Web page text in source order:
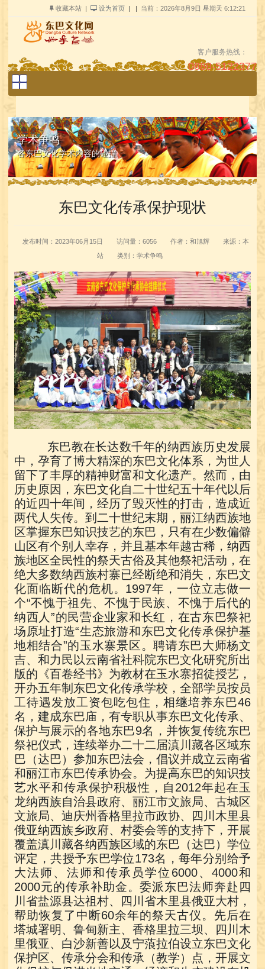
收藏本站| 设为首页| | 当前： 2026年8月9日 星期天 6:12:21
客户服务热线：
0888-5122377
搜索
学术争鸣
各东巴文化学术内容的碰撞
东巴文化传承保护现状
发布时间：2023年06月15日 访问量：6056 作者：和旭辉
来源：本
站
类别：学术争鸣
东巴教在长达数千年的纳西族历史发展
中，孕育了博大精深的东巴文化体系，为世人
留下了丰厚的精神财富和文化遗产。然而，由
历史原因，东巴文化自二十世纪五十年代以后
的近四十年间，经历了毁灭性的打击，造成近
两代人失传。到二十世纪末期，丽江纳西族地
区掌握东巴知识技艺的东巴，只有在少数偏僻
山区有个别人幸存，并且基本年越古稀，纳西
族地区全民性的祭天古俗及其他祭祀活动，在
绝大多数纳西族村寨已经断绝和消失，东巴文
化面临断代的危机。1997年，一位立志做一
个“不愧于祖先、不愧于民族、不愧于后代的
纳西人”的民营企业家和长红，在古东巴祭祀
场原址打造“生态旅游和东巴文化传承保护基
地相结合”的玉水寨景区。聘请东巴大师杨文
吉、和力民以云南省社科院东巴文化研究所出
版的《百卷经书》为教材在玉水寨招徒授艺，
开办五年制东巴文化传承学校，全部学员按员
工待遇发放工资包吃包住，相继培养东巴46
名，建成东巴庙，有专职从事东巴文化传承、
保护与展示的各地东巴9名，并恢复传统东巴
祭祀仪式，连续举办二十二届滇川藏各区域东
巴（达巴）参加东巴法会，倡议并成立云南省
和丽江市东巴传承协会。为提高东巴的知识技
艺水平和传承保护积极性，自2012年起在玉
龙纳西族自治县政府、丽江市文旅局、古城区
文旅局、迪庆州香格里拉市政协、四川木里县
俄亚纳西族乡政府、村委会等的支持下，开展
覆盖滇川藏各纳西族区域的东巴（达巴）学位
评定，共授予东巴学位173名，每年分别给予
大法师、法师和传承员学位6000、4000和
2000元的传承补助金。委派东巴法师奔赴四
川省盐源县达祖村、四川省木里县俄亚大村，
帮助恢复了中断60余年的祭天古仪。先后在
塔城署明、鲁甸新主、香格里拉三坝、四川木
里俄亚、白沙新善以及宁蒗拉伯设立东巴文化
保护区、传承分会和传承（教学）点，开展文